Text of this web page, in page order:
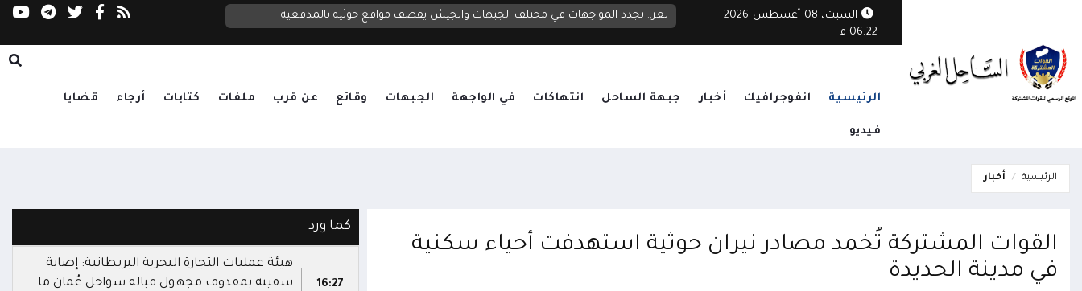
السبت، 08 أغسطس 2026
06:22 م
تعز.. تجدد المواجهات في مختلف الجبهات والجيش يقصف مواقع حوثية بالمدفعية
الرئيسية انفوجرافيك أخبار جبهة الساحل انتهاكات في الواجهة الجبهات وقائع عن قرب ملفات كتابات أرجاء قضايا
فيديو
الرئيسية أخبار
القوات المشتركة تُخمد مصادر نيران حوثية استهدفت أحياء سكنية
في مدينة الحديدة
كما ورد
16:27
هيئة عمليات التجارة البحرية البريطانية: إصابة
سفينة بمقذوف مجهول قبالة سواحل عُمان ما